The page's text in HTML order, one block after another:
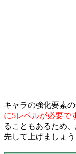
キャラの強化要素
に5レベルが必要で
ることもあるため
先して上げましょう